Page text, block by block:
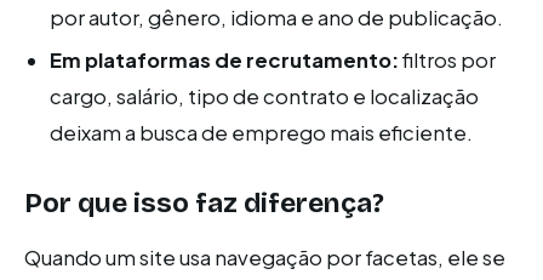
por autor, gênero, idioma e ano de publicação.
Em plataformas de recrutamento:filtros por
cargo, salário, tipo de contrato e localização
deixam a busca de emprego mais eficiente.
Por que isso faz diferença?
Quando um site usa navegação por facetas, ele se